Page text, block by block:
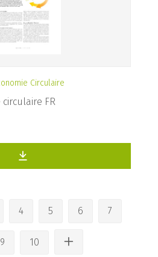
Circulaire
circulaire FR
4 5 6 7
9 10